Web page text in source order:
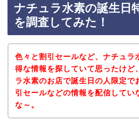
ナチュラ水素の誕生日
を調査してみた！
色々と割引セールなど、ナチュラ
得な情報を探していて思ったけど
ラ水素のお店で誕生日の人限定で
引セールなどの情報を配信してい
な～。